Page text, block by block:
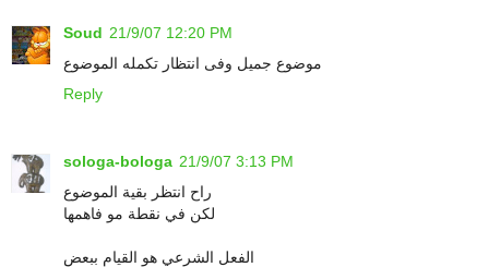
Soud 21/9/07 12:20 PM
موضوع جميل وفى انتظار تكمله الموضوع
Reply
sologa-bologa 21/9/07 3:13 PM
راح انتظر بقية الموضوع
لكن في نقطة مو فاهمها
الفعل الشرعي هو القيام ببعض